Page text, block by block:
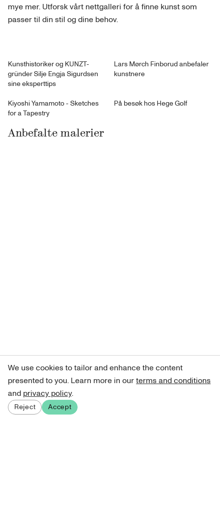
mye mer. Utforsk vårt nettgalleri for å finne kunst som
passer til din stil og dine behov.
Kunsthistoriker og KUNZT-
gründer Silje Engja Sigurdsen
sine eksperttips
Lars Mørch Finborud anbefaler
kunstnere
Kiyoshi Yamamoto - Sketches
for a Tapestry
På besøk hos Hege Golf
Anbefalte malerier
We use cookies to tailor and enhance the content
presented to you. Learn more in ourterms and conditions
and privacy policy.
Reject Accept